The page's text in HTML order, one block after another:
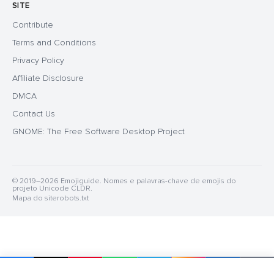
SITE
Contribute
Terms and Conditions
Privacy Policy
Affiliate Disclosure
DMCA
Contact Us
GNOME: The Free Software Desktop Project
© 2019–2026 Emojiguide. Nomes e palavras-chave de emojis do
projeto Unicode CLDR.
Mapa do siterobots.txt